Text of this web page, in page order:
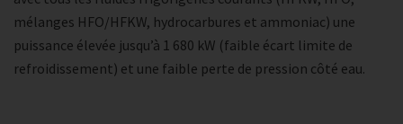
mélanges HFO/HFKW, hydrocarbures et ammoniac) une
puissance élevée jusqu’à 1 680 kW (faible écart limite de
refroidissement) et une faible perte de pression côté eau.